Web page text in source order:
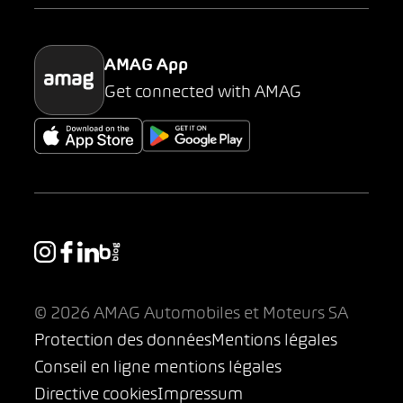
Parking
AMAG App
Get connected with AMAG
© 2026 AMAG Automobiles et Moteurs SA
Protection des donnéesMentions légales
Conseil en ligne mentions légales
Directive cookiesImpressum